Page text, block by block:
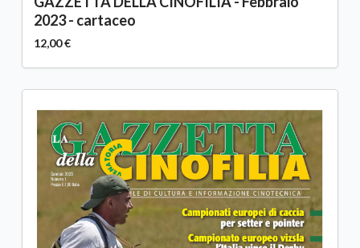
2023 - cartaceo
12,00 €